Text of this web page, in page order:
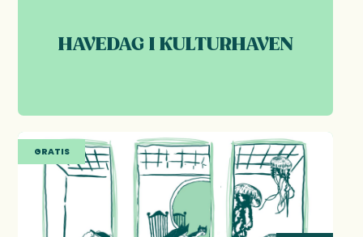
HAVEDAG I KULTURHAVEN
GRATIS